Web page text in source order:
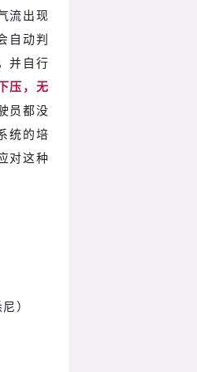
流出现
自动判
并自行
压，无
员都没
统的培
对这种
）